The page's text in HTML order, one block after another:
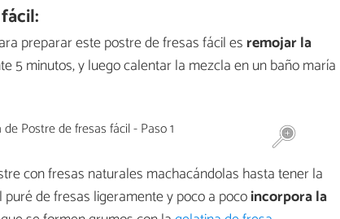
preparar este postre de fresas fácil es remojar la
5 minutos, y luego calentar la mezcla en un baño maría
con fresas naturales machacándolas hasta tener la
de fresas ligeramente y poco a pocoincorpora la